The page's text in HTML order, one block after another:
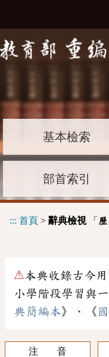
基本檢索
部首索引
::: 首頁 > 辭典檢視「
⚠本典收錄古今用
小學階段學習與
典簡編本》、《
注 音